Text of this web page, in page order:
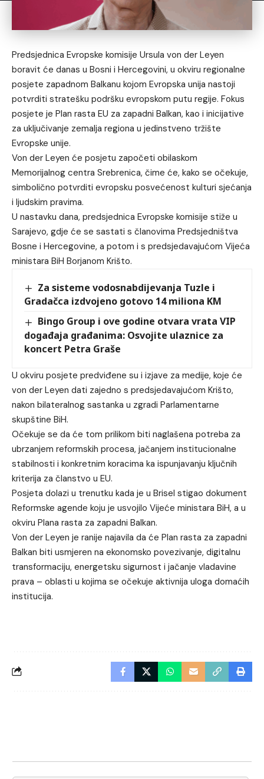
Predsjednica Evropske komisije Ursula von der Leyen
boravit će danas u Bosni i Hercegovini, u okviru regionalne
posjete zapadnom Balkanu kojom Evropska unija nastoji
potvrditi stratešku podršku evropskom putu regije. Fokus
posjete je Plan rasta EU za zapadni Balkan, kao i inicijative
za uključivanje zemalja regiona u jedinstveno tržište
Evropske unije.
Von der Leyen će posjetu započeti obilaskom
Memorijalnog centra Srebrenica, čime će, kako se očekuje,
simbolično potvrditi evropsku posvećenost kulturi sjećanja
i ljudskim pravima.
U nastavku dana, predsjednica Evropske komisije stiže u
Sarajevo, gdje će se sastati s članovima Predsjedništva
Bosne i Hercegovine, a potom i s predsjedavajućom Vijeća
ministara BiH Borjanom Krišto.
Za sisteme vodosnabdijevanja Tuzle i
Gradačca izdvojeno gotovo 14 miliona KM
Bingo Group i ove godine otvara vrata VIP
događaja građanima: Osvojite ulaznice za
koncert Petra Graše
U okviru posjete predviđene su i izjave za medije, koje će
von der Leyen dati zajedno s predsjedavajućom Krišto,
nakon bilateralnog sastanka u zgradi Parlamentarne
skupštine BiH.
Očekuje se da će tom prilikom biti naglašena potreba za
ubrzanjem reformskih procesa, jačanjem institucionalne
stabilnosti i konkretnim koracima ka ispunjavanju ključnih
kriterija za članstvo u EU.
Posjeta dolazi u trenutku kada je u Brisel stigao dokument
Reformske agende koju je usvojilo Vijeće ministara BiH, a u
okviru Plana rasta za zapadni Balkan.
Von der Leyen je ranije najavila da će Plan rasta za zapadni
Balkan biti usmjeren na ekonomsko povezivanje, digitalnu
transformaciju, energetsku sigurnost i jačanje vladavine
prava – oblasti u kojima se očekuje aktivnija uloga domaćih
institucija.